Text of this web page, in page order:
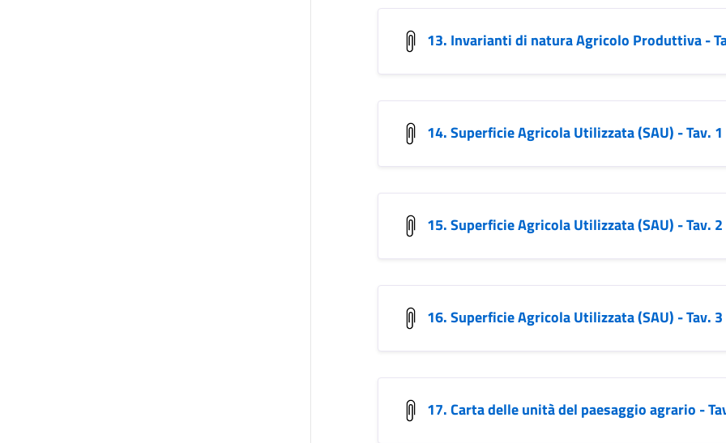
13. Invarianti di natura Agricolo Produttiva -
14. Superficie Agricola Utilizzata (SAU) - Tav. 1
15. Superficie Agricola Utilizzata (SAU) - Tav. 2
16. Superficie Agricola Utilizzata (SAU) - Tav. 3
17. Carta delle unità del paesaggio agrario -